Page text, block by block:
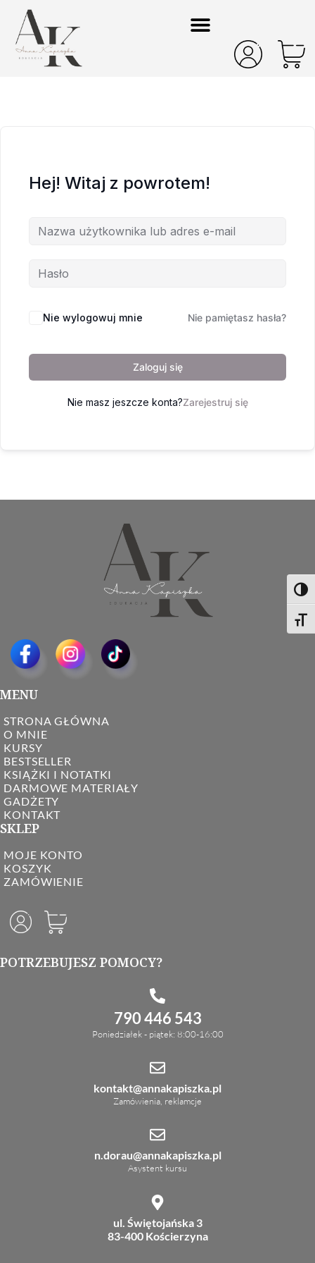
Hej! Witaj z powrotem!
Nie wylogowuj mnie Nie pamiętasz hasła?
Zaloguj się
Nie masz jeszcze konta?Zarejestruj się
MENU
STRONA GŁÓWNA
O MNIE
KURSY
BESTSELLER
KSIĄŻKI I NOTATKI
DARMOWE MATERIAŁY
GADŻETY
KONTAKT
SKLEP
MOJE KONTO
KOSZYK
ZAMÓWIENIE
POTRZEBUJESZ POMOCY?
790 446 543
Poniedziałek - piątek: 8:00-16:00
kontakt@annakapiszka.pl
Zamówienia, reklamcje
n.dorau@annakapiszka.pl
Asystent kursu
ul. Świętojańska 3
83-400 Kościerzyna